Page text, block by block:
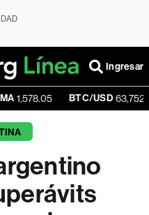
Ingresar
BTC/USD 63,752.05